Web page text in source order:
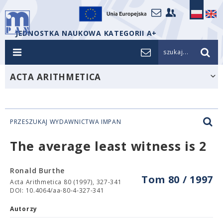
JEDNOSTKA NAUKOWA KATEGORII A+
szukaj...
ACTA ARITHMETICA
PRZESZUKAJ WYDAWNICTWA IMPAN
The average least witness is 2
Tom 80 / 1997
Ronald Burthe
Acta Arithmetica 80 (1997), 327-341
DOI: 10.4064/aa-80-4-327-341
Autorzy